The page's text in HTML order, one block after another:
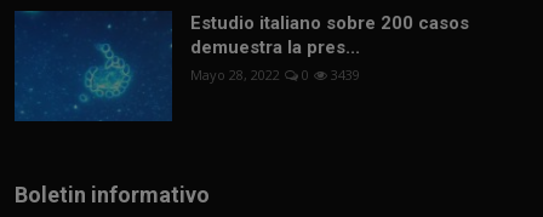
Estudio italiano sobre 200 casos
demuestra la pres...
Mayo 28, 2022 0 3439
Boletin informativo